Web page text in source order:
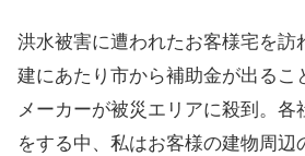
洪水被害に遭われたお客様宅を訪
建にあたり市から補助金が出るこ
メーカーが被災エリアに殺到。各
をする中、私はお客様の建物周辺